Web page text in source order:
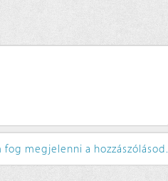
megjelenni a hozzászólásod.